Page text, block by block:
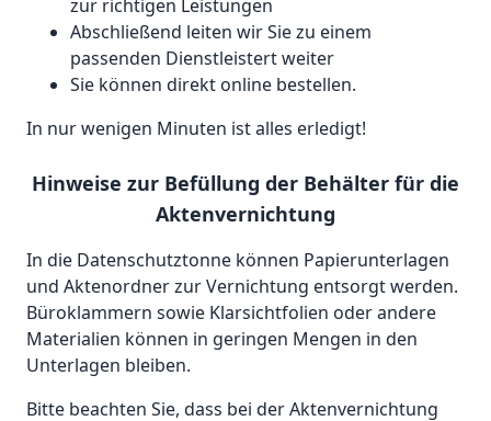
zur richtigen Leistungen
Abschließend leiten wir Sie zu einem
passenden Dienstleistert weiter
Sie können direkt online bestellen.
In nur wenigen Minuten ist alles erledigt!
Hinweise zur Befüllung der Behälter für die
Aktenvernichtung
In die Datenschutztonne können Papierunterlagen
und Aktenordner zur Vernichtung entsorgt werden.
Büroklammern sowie Klarsichtfolien oder andere
Materialien können in geringen Mengen in den
Unterlagen bleiben.
Bitte beachten Sie, dass bei der Aktenvernichtung